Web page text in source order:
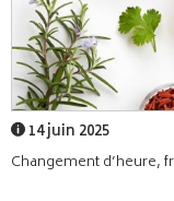
14 juin 2025
Changement d’heure,